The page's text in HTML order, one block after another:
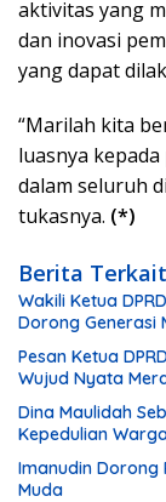
aktivitas yang
dan inovasi
yang dapat
“Marilah kita
luasnya
dalam seluruh
tukasnya. (*)
Berita Terkait
Wakili Ketua
Dorong Generasi
Pesan Ketua
Wujud Nyata
Dina Maulidah
Kepedulian
Imanudin Dorong
Muda